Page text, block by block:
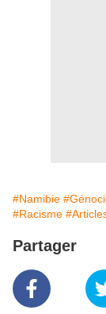
#Namibie
#Racisme
Partager